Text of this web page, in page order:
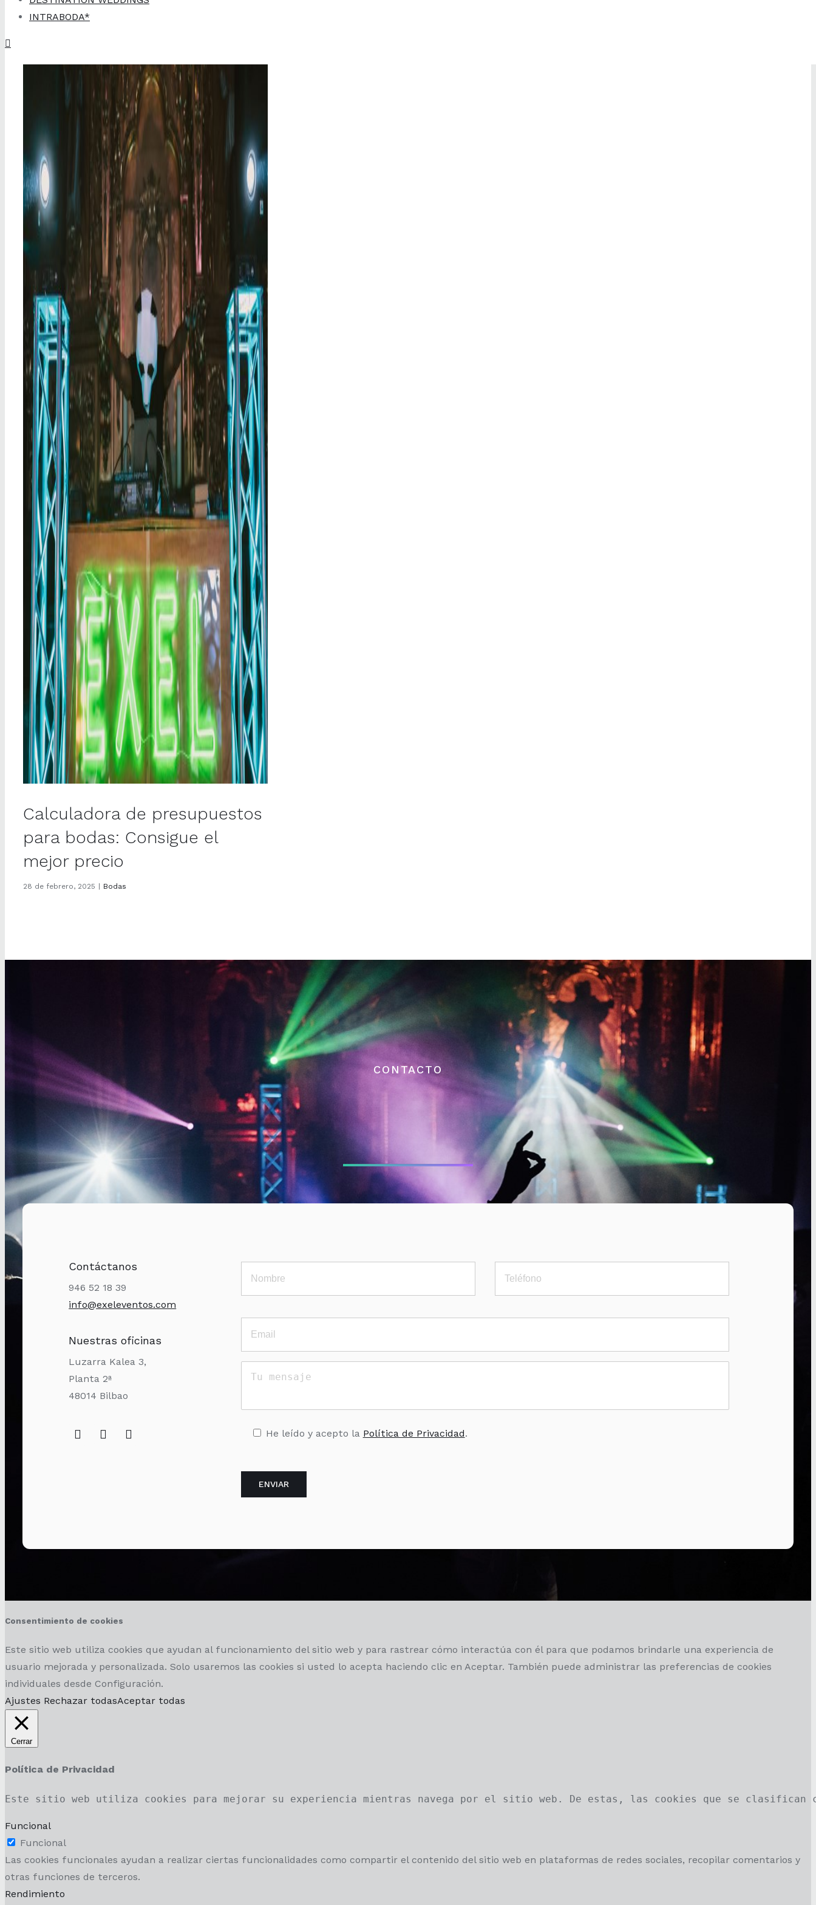
INTRABODA*
Calculadora de presupuestos
para bodas: Consigue el
mejor precio
28 de febrero, 2025 Bodas
CONTACTO
Contáctanos
946 52 18 39
info@exeleventos.com
Nuestras oficinas
Luzarra Kalea 3,
Planta 2ª
48014 Bilbao
He leído y acepto la Política de Privacidad.
Consentimiento de cookies
Este sitio web utiliza cookies que ayudan al funcionamiento del sitio web y para rastrear cómo interactúa con él para que podamos brindarle una experiencia de
usuario mejorada y personalizada. Solo usaremos las cookies si usted lo acepta haciendo clic en Aceptar. También puede administrar las preferencias de cookies
individuales desde Configuración.
Ajustes Rechazar todasAceptar todas
Cerrar
Política de Privacidad
Este sitio web utiliza cookies para mejorar su experiencia mientras navega por el sitio web. De estas, las cookies que se clasifican
Funcional
Funcional
Las cookies funcionales ayudan a realizar ciertas funcionalidades como compartir el contenido del sitio web en plataformas de redes sociales, recopilar comentarios y
otras funciones de terceros.
Rendimiento